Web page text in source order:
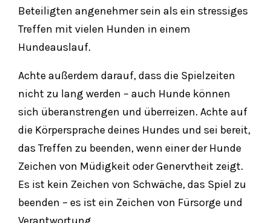
Beteiligten angenehmer sein als ein stressiges
Treffen mit vielen Hunden in einem
Hundeauslauf.
Achte außerdem darauf, dass die Spielzeiten
nicht zu lang werden – auch Hunde können
sich überanstrengen und überreizen. Achte auf
die Körpersprache deines Hundes und sei bereit,
das Treffen zu beenden, wenn einer der Hunde
Zeichen von Müdigkeit oder Genervtheit zeigt.
Es ist kein Zeichen von Schwäche, das Spiel zu
beenden – es ist ein Zeichen von Fürsorge und